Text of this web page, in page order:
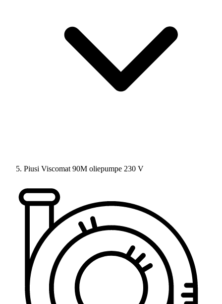
Piusi Viscomat 90M oliepumpe 230 V